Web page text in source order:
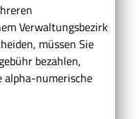
Verwaltungsbezirk
müssen Sie
bezahlen,
alpha-numerische